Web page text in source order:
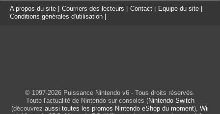
A propos du site Courriers des lecteurs Contact Equipe du site
Conditions générales d'utilisation
© 1997-2026 Puissance Nintendo v6 - Tous droits réservés.
Toute l'actualité de Nintendo sur consoles (Nintendo Switch
(découvrez aussi toutes les promos Nintendo eShop du moment), Wii